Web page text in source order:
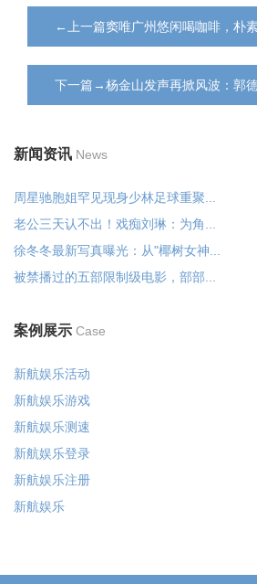
←上一篇窦唯广州悠闲喝咖啡，朴
下一篇→杨金山发声再掀风波：郭
新闻资讯 News
周星驰胞姐罕见现身少林足球重聚...
老公三天认不出！戏痴刘琳：为角...
徐冬冬最新写真曝光：从"椰树女神...
被禁播过的五部限制级电影，部部...
案例展示 Case
新航娱乐活动
新航娱乐游戏
新航娱乐测速
新航娱乐登录
新航娱乐注册
新航娱乐